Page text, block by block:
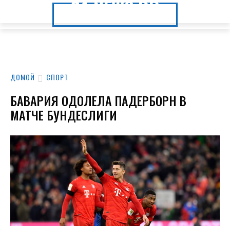
24.NEWS.DP
24.NEWS.DP
ДОМОЙ СПОРТ
БАВАРИЯ ОДОЛЕЛА ПАДЕРБОРН В
МАТЧЕ БУНДЕСЛИГИ